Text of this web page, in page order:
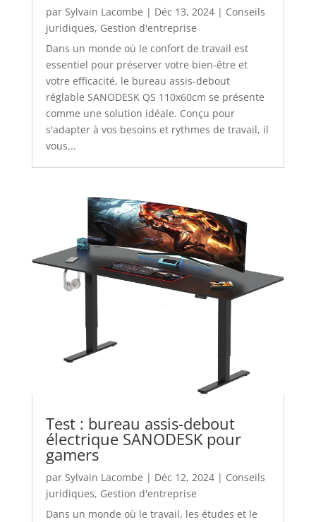
par Sylvain Lacombe | Déc 13, 2024| Conseils
juridiques, Gestion d'entreprise
Dans un monde où le confort de travail est
essentiel pour préserver votre bien-être et
votre efficacité, le bureau assis-debout
réglable SANODESK QS 110x60cm se présente
comme une solution idéale. Conçu pour
s'adapter à vos besoins et rythmes de travail, il
vous...
Test : bureau assis-debout
électrique SANODESK pour
gamers
par Sylvain Lacombe | Déc 12, 2024| Conseils
juridiques, Gestion d'entreprise
Dans un monde où le travail, les études et le